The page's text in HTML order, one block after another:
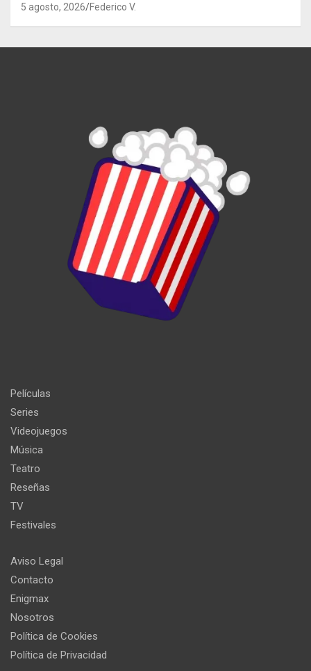
5 agosto, 2026 Federico V.
Películas
Series
Videojuegos
Música
Teatro
Reseñas
TV
Festivales
Aviso Legal
Contacto
Enigmax
Nosotros
Política de Cookies
Política de Privacidad